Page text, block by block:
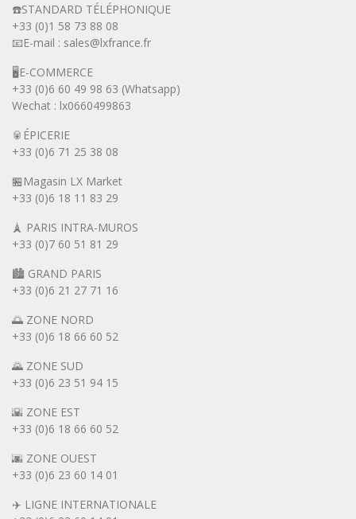
☎️STANDARD TÉLÉPHONIQUE
+33 (0)1 58 73 88 08
📧E-mail : sales@lxfrance.fr
🖥️E-COMMERCE
+33 (0)6 60 49 98 63 (Whatsapp)
Wechat : lx0660499863
🥫ÉPICERIE
+33 (0)6 71 25 38 08
🏪Magasin LX Market
+33 (0)6 18 11 83 29
🗼 PARIS INTRA-MUROS
+33 (0)7 60 51 81 29
🏙️ GRAND PARIS
+33 (0)6 21 27 71 16
🌅 ZONE NORD
+33 (0)6 18 66 60 52
🌄 ZONE SUD
+33 (0)6 23 51 94 15
🌇 ZONE EST
+33 (0)6 18 66 60 52
🌆 ZONE OUEST
+33 (0)6 23 60 14 01
✈️ LIGNE INTERNATIONALE